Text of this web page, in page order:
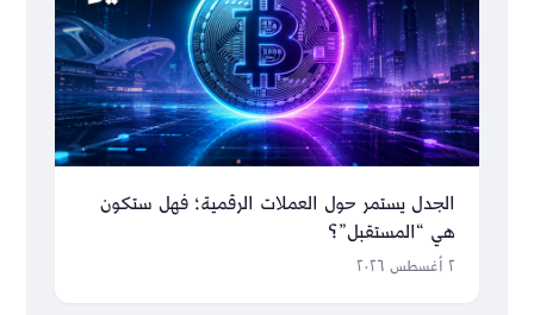
الجدل يستمر حول العملات الرقمية؛ فهل ستكون
هي “المستقبل”؟
٢ أغسطس ٢٠٢٦